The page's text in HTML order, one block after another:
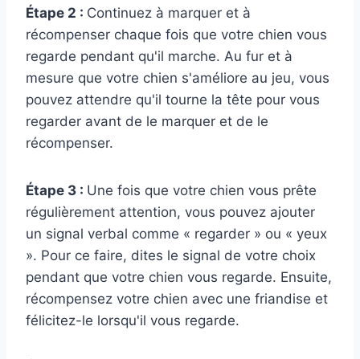
Étape 2 : Continuez à marquer et à
récompenser chaque fois que votre chien vous
regarde pendant qu'il marche. Au fur et à
mesure que votre chien s'améliore au jeu, vous
pouvez attendre qu'il tourne la tête pour vous
regarder avant de le marquer et de le
récompenser.
Étape 3 : Une fois que votre chien vous prête
régulièrement attention, vous pouvez ajouter
un signal verbal comme « regarder » ou « yeux
». Pour ce faire, dites le signal de votre choix
pendant que votre chien vous regarde. Ensuite,
récompensez votre chien avec une friandise et
félicitez-le lorsqu'il vous regarde.